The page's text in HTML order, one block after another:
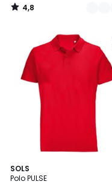
4,8
/
SOLS
Polo PULSE
4
/
19
Couleurs